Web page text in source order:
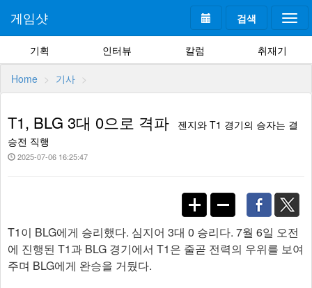
검색
게임샷
기획 인터뷰 칼럼 취재기
Home 기사
T1, BLG 3대 0으로 격파
젠지와 T1 경기의 승자는 결
승전 직행
2025-07-06 16:25:47
T1이 BLG에게 승리했다. 심지어 3대 0 승리다. 7월 6일 오전
에 진행된 T1과 BLG 경기에서 T1은 줄곧 전력의 우위를 보여
주며 BLG에게 완승을 거뒀다.